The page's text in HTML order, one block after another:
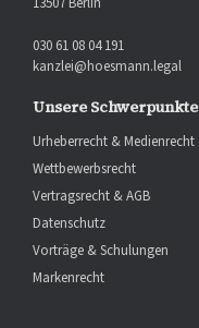
030 61 08 04 191
kanzlei@hoesmann.legal
Unsere Schwerpunkte
Urheberrecht & Medienrecht
Wettbewerbsrecht
Vertragsrecht & AGB
Datenschutz
Vorträge & Schulungen
Markenrecht